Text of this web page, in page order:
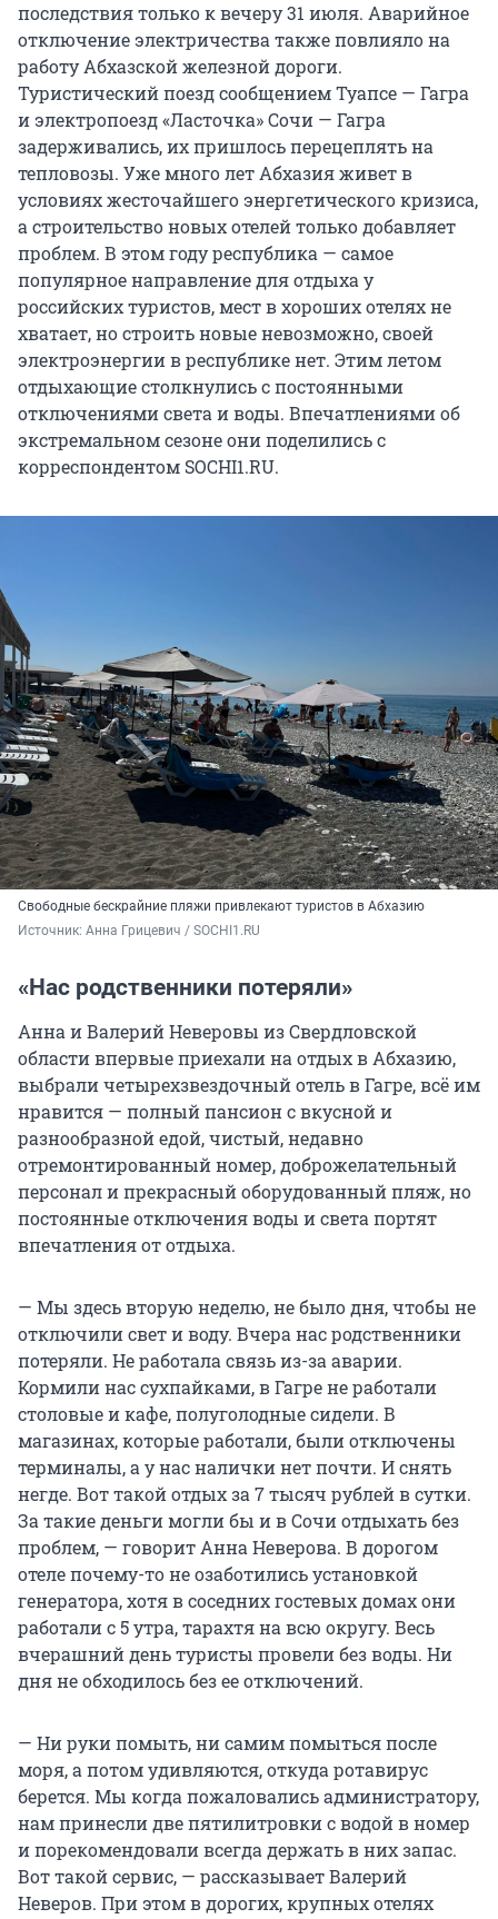
последствия только к вечеру 31 июля. Аварийное
отключение электричества также повлияло на
работу Абхазской железной дороги.
Туристический поезд сообщением Туапсе — Гагра
и электропоезд «Ласточка» Сочи — Гагра
задерживались, их пришлось перецеплять на
тепловозы. Уже много лет Абхазия живет в
условиях жесточайшего энергетического кризиса,
а строительство новых отелей только добавляет
проблем. В этом году республика — самое
популярное направление для отдыха у
российских туристов, мест в хороших отелях не
хватает, но строить новые невозможно, своей
электроэнергии в республике нет. Этим летом
отдыхающие столкнулись с постоянными
отключениями света и воды. Впечатлениями об
экстремальном сезоне они поделились с
корреспондентом SOCHI1.RU.
Свободные бескрайние пляжи привлекают туристов в Абхазию
Источник: Анна Грицевич / SOCHI1.RU
«Нас родственники потеряли»
Анна и Валерий Неверовы из Свердловской
области впервые приехали на отдых в Абхазию,
выбрали четырехзвездочный отель в Гагре, всё им
нравится — полный пансион с вкусной и
разнообразной едой, чистый, недавно
отремонтированный номер, доброжелательный
персонал и прекрасный оборудованный пляж, но
постоянные отключения воды и света портят
впечатления от отдыха.
— Мы здесь вторую неделю, не было дня, чтобы не
отключили свет и воду. Вчера нас родственники
потеряли. Не работала связь из-за аварии.
Кормили нас сухпайками, в Гагре не работали
столовые и кафе, полуголодные сидели. В
магазинах, которые работали, были отключены
терминалы, а у нас налички нет почти. И снять
негде. Вот такой отдых за 7 тысяч рублей в сутки.
За такие деньги могли бы и в Сочи отдыхать без
проблем, — говорит Анна Неверова. В дорогом
отеле почему-то не озаботились установкой
генератора, хотя в соседних гостевых домах они
работали с 5 утра, тарахтя на всю округу. Весь
вчерашний день туристы провели без воды. Ни
дня не обходилось без ее отключений.
— Ни руки помыть, ни самим помыться после
моря, а потом удивляются, откуда ротавирус
берется. Мы когда пожаловались администратору,
нам принесли две пятилитровки с водой в номер
и порекомендовали всегда держать в них запас.
Вот такой сервис, — рассказывает Валерий
Неверов. При этом в дорогих, крупных отелях